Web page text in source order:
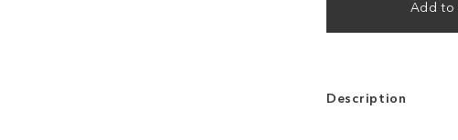
Add to
Description